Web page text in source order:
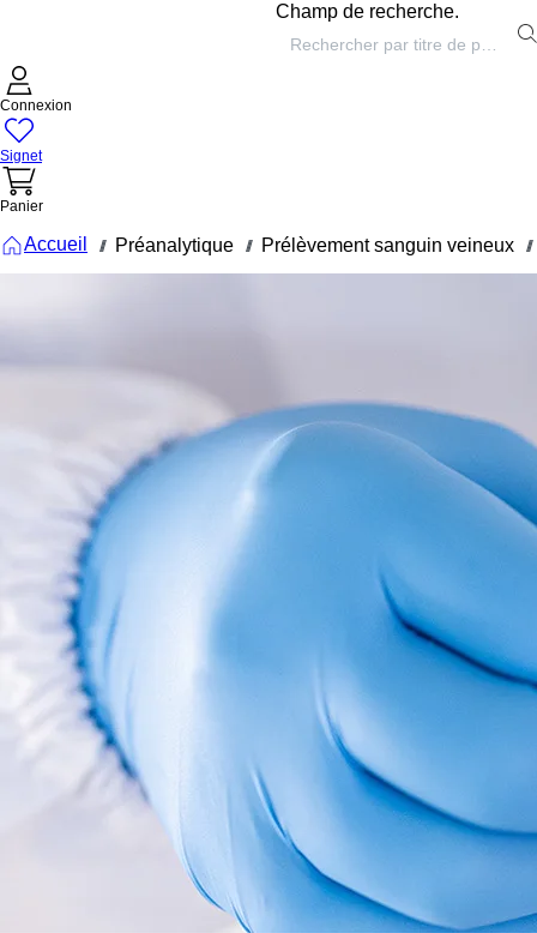
Champ de recherche.
Connexion
Signet
Panier
Accueil /// Préanalytique /// Prélèvement sanguin veineux ///